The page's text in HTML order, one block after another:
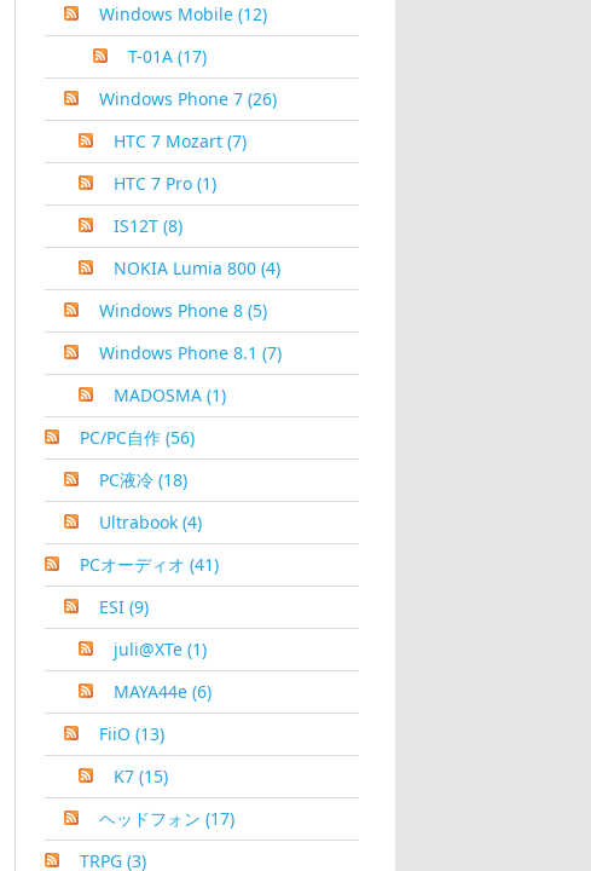
Windows Mobile (12)
T-01A (17)
Windows Phone 7 (26)
HTC 7 Mozart (7)
HTC 7 Pro (1)
IS12T (8)
NOKIA Lumia 800 (4)
Windows Phone 8 (5)
Windows Phone 8.1 (7)
MADOSMA (1)
PC/PC自作 (56)
PC液冷 (18)
Ultrabook (4)
PCオーディオ (41)
ESI (9)
juli@XTe (1)
MAYA44e (6)
FiiO (13)
K7 (15)
ヘッドフォン (17)
TRPG (3)